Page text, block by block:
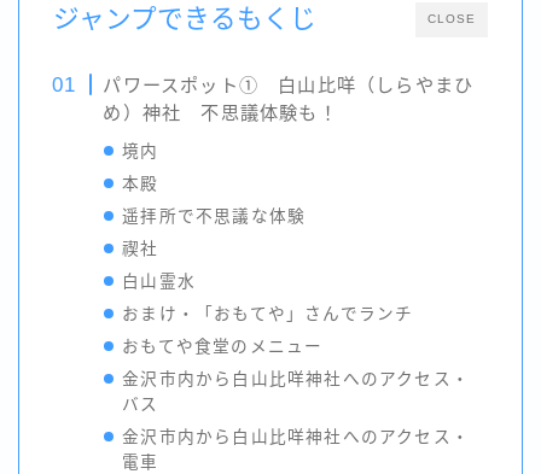
CLOSE
ジャンプできるもくじ
パワースポット① 白山比咩（しらやまひ
め）神社 不思議体験も！
境内
本殿
遥拝所で不思議な体験
禊社
白山霊水
おまけ・「おもてや」さんでランチ
おもてや食堂のメニュー
金沢市内から白山比咩神社へのアクセス・
バス
金沢市内から白山比咩神社へのアクセス・
電車